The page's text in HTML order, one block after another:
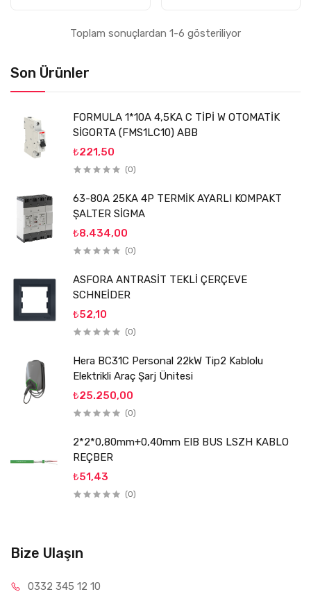
Son Ürünler
FORMULA 1*10A 4,5KA C TİPİ W OTOMATİK
SİGORTA (FMS1LC10) ABB
₺221,50
(0)
63-80A 25KA 4P TERMİK AYARLI KOMPAKT
ŞALTER SİGMA
₺8.434,00
(0)
ASFORA ANTRASİT TEKLİ ÇERÇEVE
SCHNEİDER
₺52,10
(0)
Hera BC31C Personal 22kW Tip2 Kablolu
Elektrikli Araç Şarj Ünitesi
₺25.250,00
(0)
2*2*0,80mm+0,40mm EIB BUS LSZH KABLO
REÇBER
₺51,43
(0)
Toplam sonuçlardan 1-6 gösteriliyor
Bize Ulaşın
0332 345 12 10